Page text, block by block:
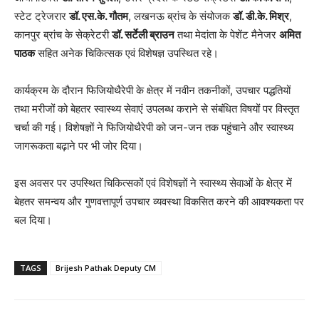
स्टेट ट्रेजरारडॉ. एस.के. गौतम, लखनऊ ब्रांच के संयोजकडॉ. डी.के. मिश्र,
कानपुर ब्रांच के सेक्रेटरीडॉ. सर्टेली ब्राउनतथा मेदांता के पेशेंट मैनेजर अमित
पाठकसहित अनेक चिकित्सक एवं विशेषज्ञ उपस्थित रहे।
कार्यक्रम के दौरान फिजियोथैरेपी के क्षेत्र में नवीन तकनीकों, उपचार पद्धतियों
तथा मरीजों को बेहतर स्वास्थ्य सेवाएं उपलब्ध कराने से संबंधित विषयों पर विस्तृत
चर्चा की गई। विशेषज्ञों ने फिजियोथैरेपी को जन-जन तक पहुंचाने और स्वास्थ्य
जागरूकता बढ़ाने पर भी जोर दिया।
इस अवसर पर उपस्थित चिकित्सकों एवं विशेषज्ञों ने स्वास्थ्य सेवाओं के क्षेत्र में
बेहतर समन्वय और गुणवत्तापूर्ण उपचार व्यवस्था विकसित करने की आवश्यकता पर
बल दिया।
TAGS Brijesh Pathak Deputy CM